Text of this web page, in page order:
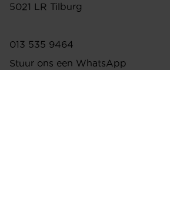
5021 LR Tilburg
013 535 9464
Stuur ons een WhatsApp